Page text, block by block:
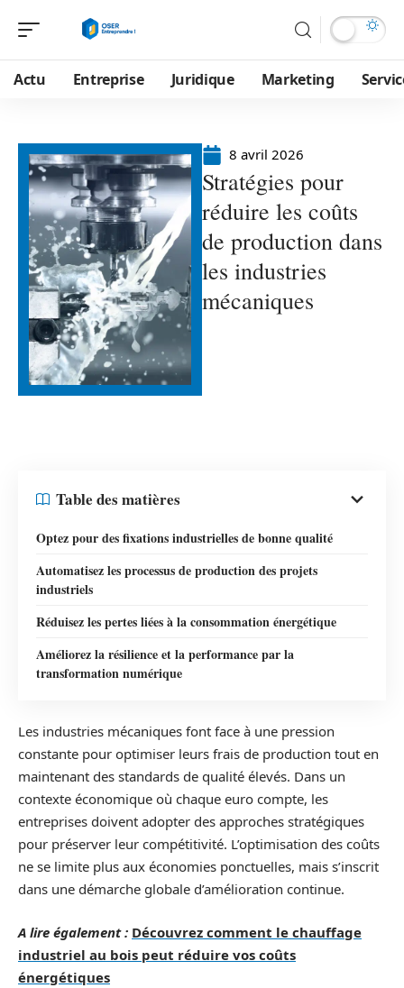
Actu Entreprise Juridique Marketing
8 avril 2026
Stratégies pour
réduire les coûts
de production dans
les industries
mécaniques
Table des matières
Optez pour des fixations industrielles de bonne qualité
Automatisez les processus de production des projets
industriels
Réduisez les pertes liées à la consommation énergétique
Améliorez la résilience et la performance par la
transformation numérique
Les industries mécaniques font face à une pression
constante pour optimiser leurs frais de production tout en
maintenant des standards de qualité élevés. Dans un
contexte économique où chaque euro compte, les
entreprises doivent adopter des approches stratégiques
pour préserver leur compétitivité. L’optimisation des coûts
ne se limite plus aux économies ponctuelles, mais s’inscrit
dans une démarche globale d’amélioration continue.
A lire également : Découvrez comment le chauffage
industriel au bois peut réduire vos coûts
énergétiques